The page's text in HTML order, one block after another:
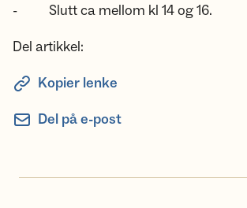
- Slutt ca mellom kl 14 og 16.
Del artikkel:
Kopier lenke
Del på e-post